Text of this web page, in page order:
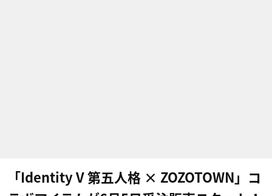
「Identity V 第五人格 × ZOZOTOWN」コ